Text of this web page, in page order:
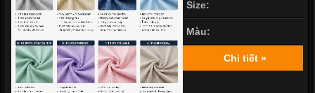
Size:
Màu:
Chi tiết »